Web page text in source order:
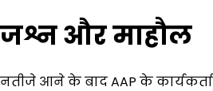
जश्न और माहौल
नतीजे आने के बाद AAP के